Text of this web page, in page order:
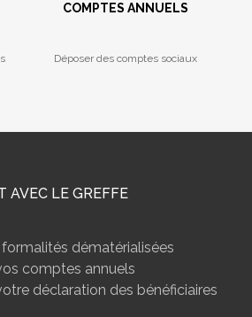
COMPTES ANNUELS
Déposer des comptes sociaux
AVEC LE GREFFE
dématérialisées
comptes annuels
déclaration des bénéficiaires